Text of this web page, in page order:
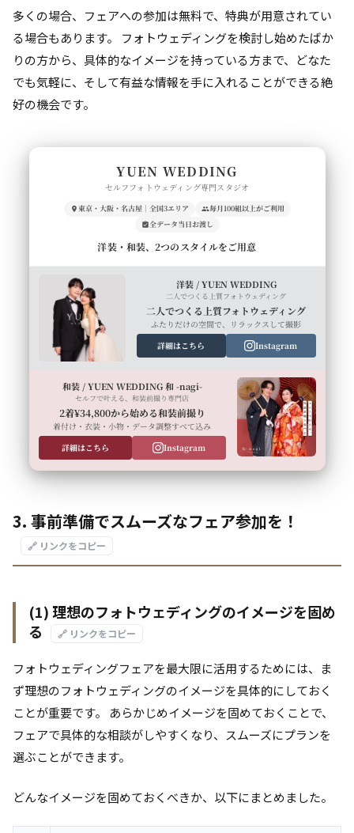
多くの場合、フェアへの参加は無料で、特典が用意されてい
る場合もあります。 フォトウェディングを検討し始めたばか
りの方から、具体的なイメージを持っている方まで、どなた
でも気軽に、そして有益な情報を手に入れることができる絶
好の機会です。
YUEN WEDDING
セルフフォトウェディング専門スタジオ
東京・大阪・名古屋｜全国3エリア
毎月100組以上がご利用
全データ当日お渡し
洋装・和装、2つのスタイルをご用意
洋装 / YUEN WEDDING
二人でつくる上質フォトウェディング
二人でつくる上質フォトウェディング
ふたりだけの空間で、リラックスして撮影
詳細はこちら
Instagram
和装 / YUEN WEDDING 和 -nagi-
セルフで叶える、和装前撮り専門店
2着¥34,800から始める和装前撮り
着付け・衣装・小物・データ調整すべて込み
詳細はこちら
Instagram
3. 事前準備でスムーズなフェア参加を！
🔗 リンクをコピー
(1) 理想のフォトウェディングのイメージを固め
る
🔗 リンクをコピー
フォトウェディングフェアを最大限に活用するためには、ま
ず理想のフォトウェディングのイメージを具体的にしておく
ことが重要です。 あらかじめイメージを固めておくことで、
フェアで具体的な相談がしやすくなり、スムーズにプランを
選ぶことができます。
どんなイメージを固めておくべきか、以下にまとめました。